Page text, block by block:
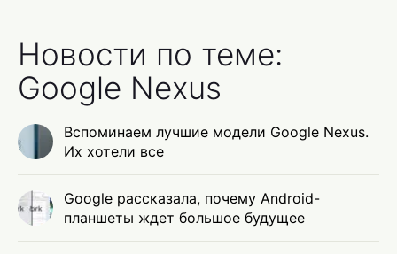
Новости по теме:
Google Nexus
Вспоминаем лучшие модели Google Nexus.
Их хотели все
Google рассказала, почему Android-
планшеты ждет большое будущее